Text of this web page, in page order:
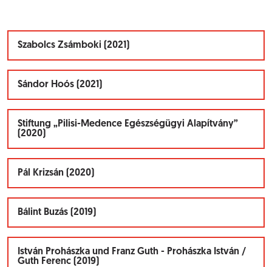
Szabolcs Zsámboki (2021)
Sándor Hoós (2021)
Stiftung „Pilisi-Medence Egészségügyi Alapítvány”
(2020)
Pál Krizsán (2020)
Bálint Buzás (2019)
István Prohászka und Franz Guth - Prohászka István /
Guth Ferenc (2019)